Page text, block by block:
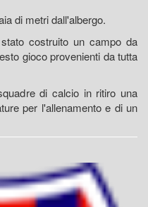
di metri dall'albergo.
costruito un campo da
gioco provenienti da tutta
di calcio in ritiro una
per l'allenamento e di un